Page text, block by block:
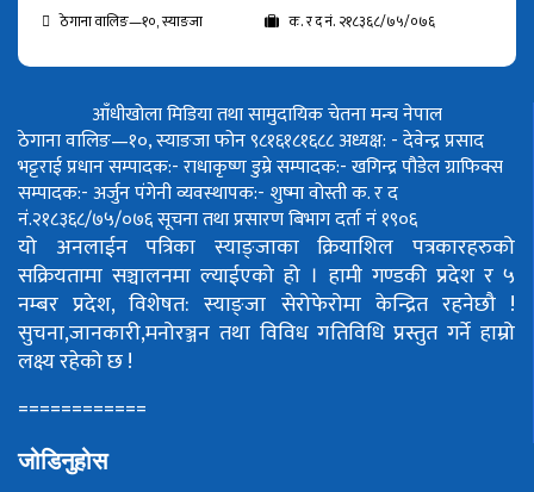
ठेगाना वालिङ—१०, स्याङजा
क. र द नं. २१८३६८/७५/०७६
आँधीखोला मिडिया तथा सामुदायिक चेतना मन्च नेपाल
ठेगाना वालिङ—१०, स्याङजा फोन ९८१६१८१६८८अध्यक्ष: - देवेन्द्र प्रसाद
भट्टराईप्रधान सम्पादक:- राधाकृष्ण डुम्रेसम्पादक:- खगिन्द्र पौडेलग्राफिक्स
सम्पादक:- अर्जुन पंगेनीव्यवस्थापक:- शुष्मा वोस्तीक. र द
नं.२१८३६८/७५/०७६सूचना तथा प्रसारण बिभाग दर्ता नं १९०६
यो अनलाईन पत्रिका स्याङ्जाका क्रियाशिल पत्रकारहरुको
सक्रियतामा सञ्चालनमा ल्याईएको हो । हामी गण्डकी प्रदेश र ५
नम्बर प्रदेश, विशेषत: स्याङ्जा सेरोफेरोमा केन्द्रित रहनेछौ !
सुचना,जानकारी,मनोरञ्जन तथा विविध गतिविधि प्रस्तुत गर्ने हाम्रो
लक्ष्य रहेको छ !
============
जोडिनुहोस